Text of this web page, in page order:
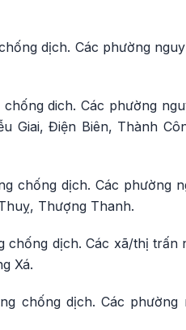
dịch. Các phường
dich. Các phường
Giai, Điện Biên, Thành
chống dịch. Các phường
Thượng Thanh.
dịch. Các xã/thị trấn
Xá.
chống dịch. Các phường